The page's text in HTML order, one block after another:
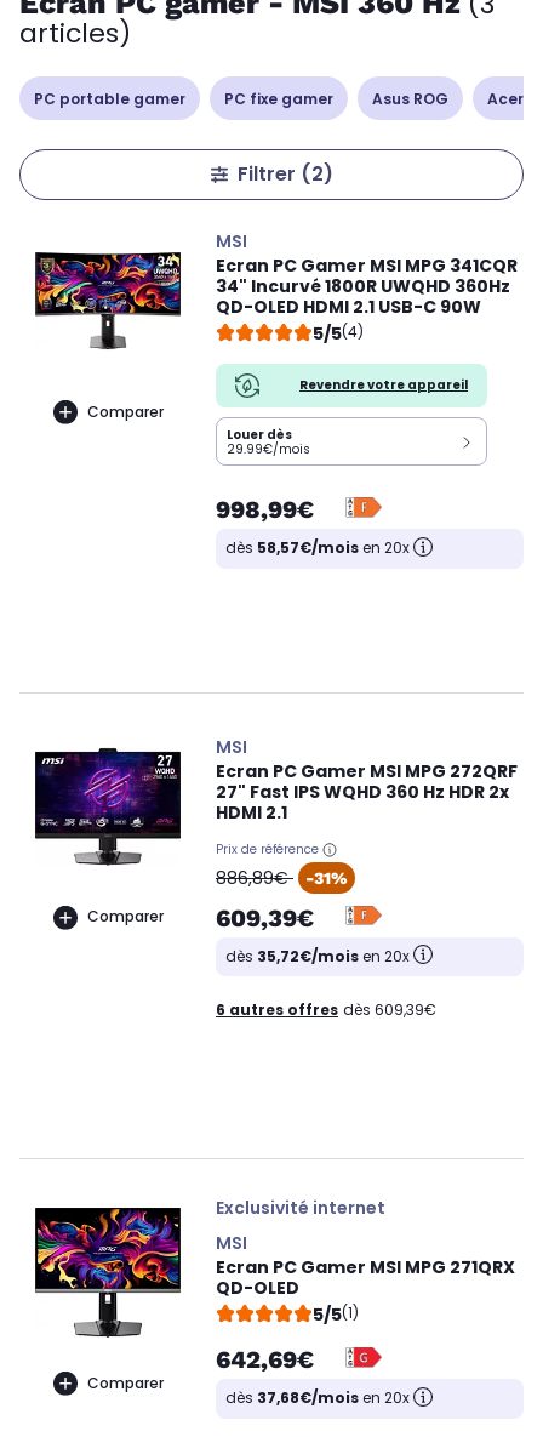
articles)
PC portable gamer PC fixe gamer Asus ROG Acer
Filtrer (2)
Comparer
MSI
Ecran PC Gamer MSI MPG 341CQR
34" Incurvé 1800R UWQHD 360Hz
QD-OLED HDMI 2.1 USB-C 90W
5/5(4)
Revendre votre appareil
Louer dès
29.99€/mois
998,99€
dès 58,57€/moisen 20x
Comparer
MSI
Ecran PC Gamer MSI MPG 272QRF
27" Fast IPS WQHD 360 Hz HDR 2x
HDMI 2.1
Prix de référence
oldPrice
886,89€ -31%
609,39€
dès 35,72€/moisen 20x
6 autres offres dès 609,39€
Comparer
Exclusivité internet
MSI
Ecran PC Gamer MSI MPG 271QRX
QD-OLED
5/5(1)
642,69€
dès 37,68€/moisen 20x